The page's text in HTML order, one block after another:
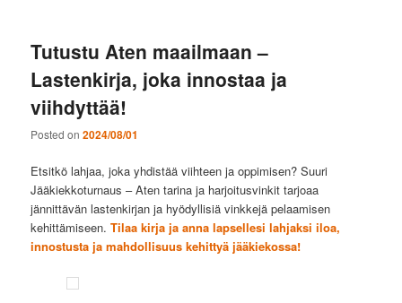
Tutustu Aten maailmaan –
Lastenkirja, joka innostaa ja
viihdyttää!
Posted on2024/08/01
Etsitkö lahjaa, joka yhdistää viihteen ja oppimisen? Suuri
Jääkiekkoturnaus – Aten tarina ja harjoitusvinkit tarjoaa
jännittävän lastenkirjan ja hyödyllisiä vinkkejä pelaamisen
kehittämiseen.Tilaa kirja ja anna lapsellesi lahjaksi iloa,
innostusta ja mahdollisuus kehittyä jääkiekossa!